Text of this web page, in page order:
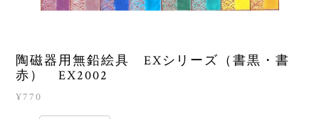
陶磁器用無鉛絵具 EXシリーズ（書黒・書
赤） EX2002
¥770